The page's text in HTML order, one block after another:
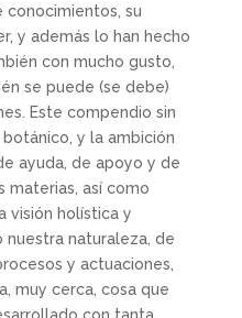
su
y además lo han hecho
con mucho gusto,
se puede (se debe)
Este compendio sin
y la ambición
ayuda, de apoyo y de
materias, así como
visión holística y
naturaleza, de
y actuaciones,
muy cerca, cosa que
con tanta